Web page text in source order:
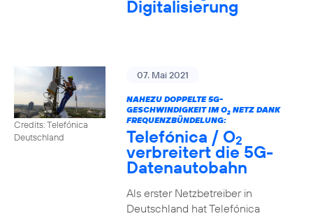
Digitalisierung
Credits: Telefónica
Deutschland
07. Mai 2021
NAHEZU DOPPELTE 5G-
GESCHWINDIGKEIT IM O2NETZ DANK
FREQUENZBÜNDELUNG:
Telefónica / O2
verbreitert die 5G-
Datenautobahn
Als erster Netzbetreiber in
Deutschland hat Telefónica